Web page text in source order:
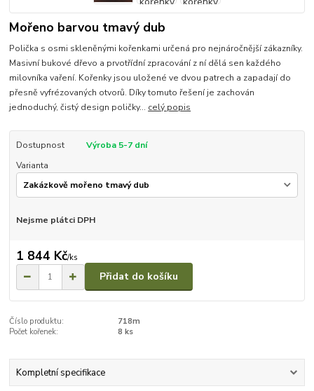
Mořeno barvou tmavý dub
Polička s osmi skleněnými kořenkami určená pro nejnáročnější zákazníky.
Masivní bukové dřevo a prvotřídní zpracování z ní dělá sen každého
milovníka vaření. Kořenky jsou uložené ve dvou patrech a zapadají do
přesně vyfrézovaných otvorů. Díky tomuto řešení je zachován
jednoduchý, čistý design poličky... celý popis
Dostupnost
Výroba 5-7 dní
Varianta
Nejsme plátci DPH
1 844 Kč/ks
Přidat do košíku
Číslo produktu:
718m
Počet kořenek:
8 ks
Kompletní specifikace